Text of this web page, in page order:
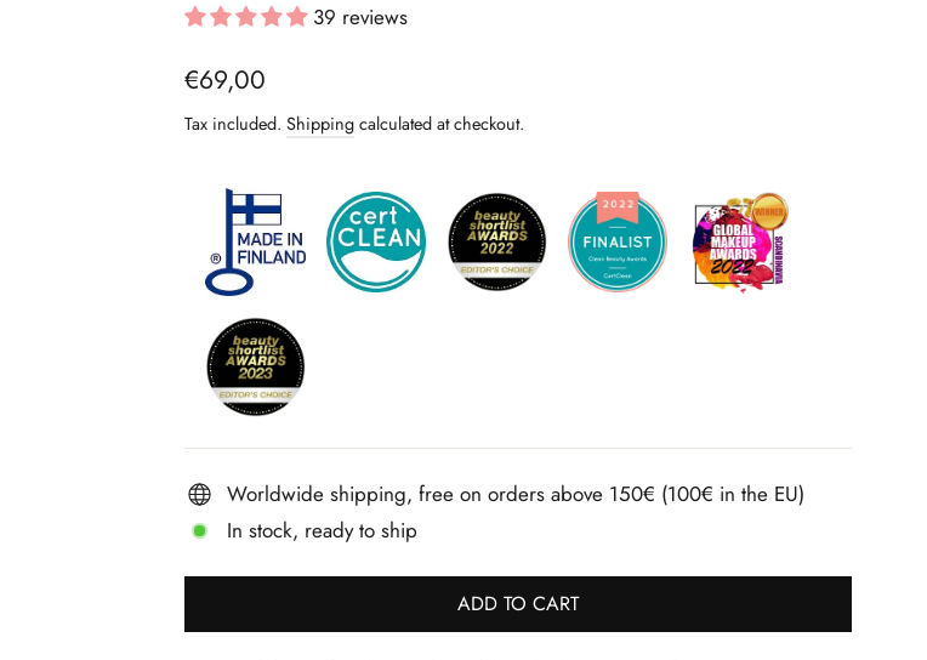
39 reviews
Regular
€69,00
Tax included. Shipping calculated at checkout.
Worldwide shipping, free on orders above 150€ (100€ in the EU)
In stock, ready to ship
ADD TO CART